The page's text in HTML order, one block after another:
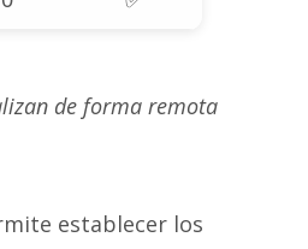
de forma remota
establecer los